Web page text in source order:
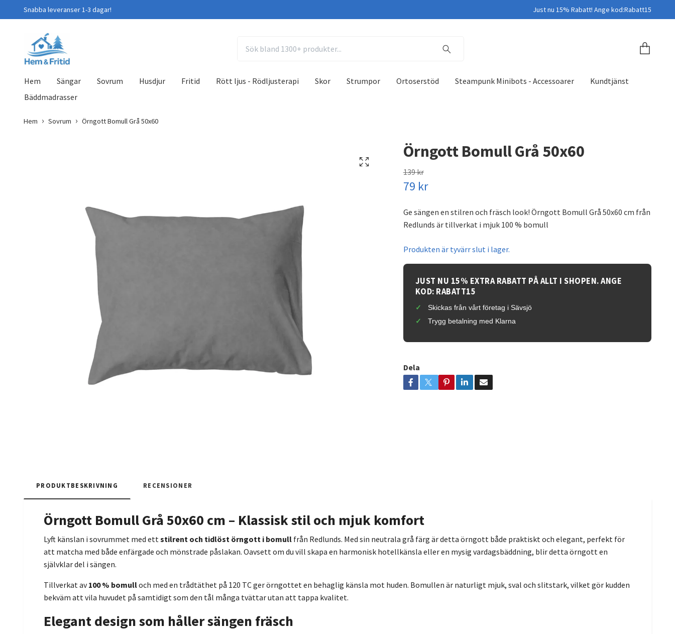
Snabba leveranser 1-3 dagar! Just nu 15% Rabatt! Ange kod:Rabatt15
Hem Sängar Sovrum Husdjur Fritid Rött ljus - Rödljusterapi Skor Strumpor Ortoserstöd Steampunk Minibots - Accessoarer
Kundtjänst
Bäddmadrasser
Hem Sovrum Örngott Bomull Grå 50x60
Örngott Bomull Grå 50x60
139 kr
79 kr
Ge sängen en stilren och fräsch look! Örngott Bomull Grå 50x60 cm från
Redlunds är tillverkat i mjuk 100 % bomull
Produkten är tyvärr slut i lager.
JUST NU 15% EXTRA RABATT PÅ ALLT I SHOPEN. ANGE
KOD: RABATT15
Skickas från vårt företag i Sävsjö
Trygg betalning med Klarna
Dela
PRODUKTBESKRIVNING RECENSIONER
Örngott Bomull Grå 50x60 cm – Klassisk stil och mjuk komfort
Lyft känslan i sovrummet med ettstilrent och tidlöst örngott i bomull från Redlunds. Med sin neutrala grå färg är detta örngott både praktiskt och elegant, perfekt för
att matcha med både enfärgade och mönstrade påslakan. Oavsett om du vill skapa en harmonisk hotellkänsla eller en mysig vardagsbäddning, blir detta örngott en
självklar del i sängen.
Tillverkat av100 % bomulloch med en trådtäthet på 120 TC ger örngottet en behaglig känsla mot huden. Bomullen är naturligt mjuk, sval och slitstark, vilket gör kudden
bekväm att vila huvudet på samtidigt som den tål många tvättar utan att tappa kvalitet.
Elegant design som håller sängen fräsch